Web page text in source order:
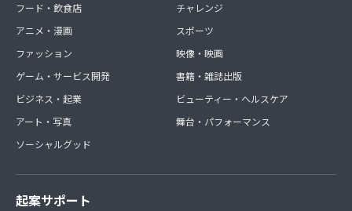
フード・飲食店
アニメ・漫画
ファッション
ゲーム・サービス開発
ビジネス・起業
アート・写真
ソーシャルグッド
チャレンジ
スポーツ
映像・映画
書籍・雑誌出版
ビューティー・ヘルスケア
舞台・パフォーマンス
起案サポート